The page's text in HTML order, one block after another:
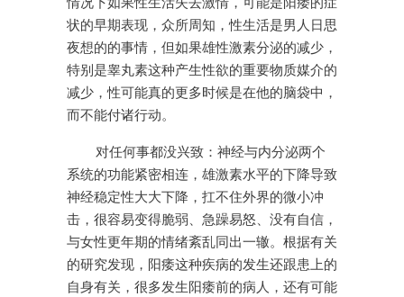
情况下如果性生活失去激情，可能是阳痿的症
状的早期表现，众所周知，性生活是男人日思
夜想的的事情，但如果雄性激素分泌的减少，
特别是睾丸素这种产生性欲的重要物质媒介的
减少，性可能真的更多时候是在他的脑袋中，
而不能付诸行动。
对任何事都没兴致：神经与内分泌两个
系统的功能紧密相连，雄激素水平的下降导致
神经稳定性大大下降，扛不住外界的微小冲
击，很容易变得脆弱、急躁易怒、没有自信，
与女性更年期的情绪紊乱同出一辙。根据有关
的研究发现，阳痿这种疾病的发生还跟患上的
自身有关，很多发生阳痿前的病人，还有可能